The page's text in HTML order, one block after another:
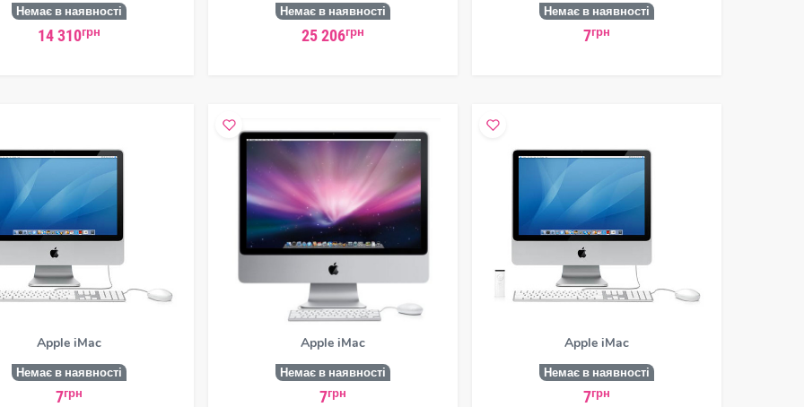
Немає в наявності
14 310грн
Немає в наявності
25 206грн
Немає в наявності
7грн
Apple iMac
Немає в наявності
7грн
Apple iMac
Немає в наявності
7грн
Apple iMac
Немає в наявності
7грн